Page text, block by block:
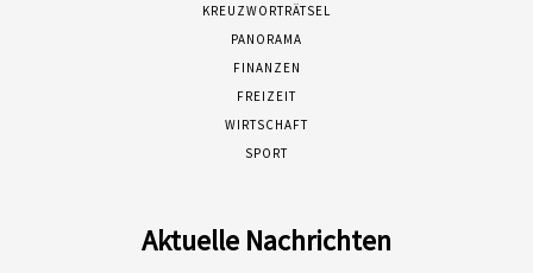
KREUZWORTRÄTSEL
PANORAMA
FINANZEN
FREIZEIT
WIRTSCHAFT
SPORT
Aktuelle Nachrichten